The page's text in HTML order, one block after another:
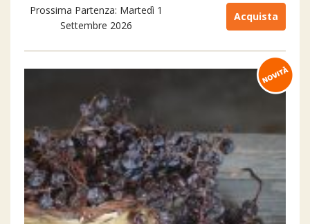
Prossima Partenza: Martedì 1
Settembre 2026
Acquista